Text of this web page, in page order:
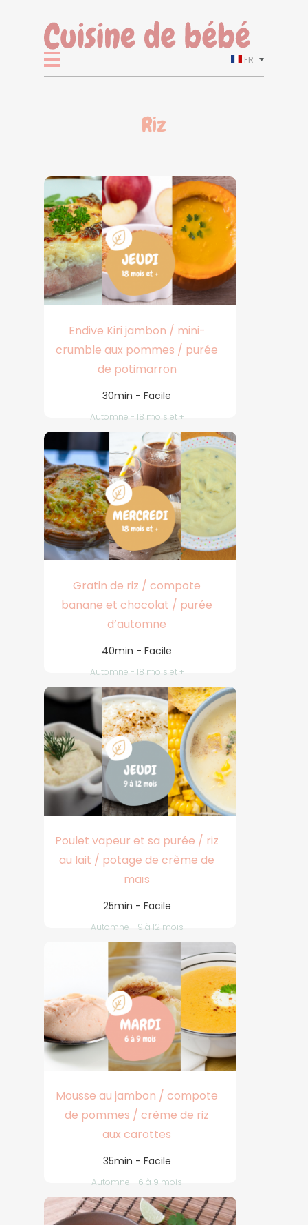
FR
Riz
Endive Kiri jambon / mini-
crumble aux pommes / purée
de potimarron
30min - Facile
Automne - 18 mois et +
Gratin de riz / compote
banane et chocolat / purée
d’automne
40min - Facile
Automne - 18 mois et +
Poulet vapeur et sa purée / riz
au lait / potage de crème de
maïs
25min - Facile
Automne - 9 à 12 mois
Mousse au jambon / compote
de pommes / crème de riz
aux carottes
35min - Facile
Automne - 6 à 9 mois